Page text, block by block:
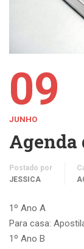
09
JUNHO
Agenda
Postado por
JESSICA
1º Ano A
Para casa:
1º Ano B